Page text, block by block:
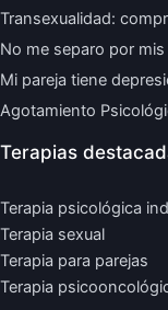
Transexualidad:
No me separo por
Mi pareja tiene
Agotamiento
Terapias
Terapia psicológica
Terapia sexual
Terapia para parejas
Terapia